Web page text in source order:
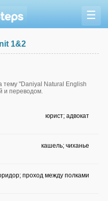
☰
1&2
тему "Daniyal Natural English
и переводом.
юрист; адвокат
кашель; чиханье
проход между полками